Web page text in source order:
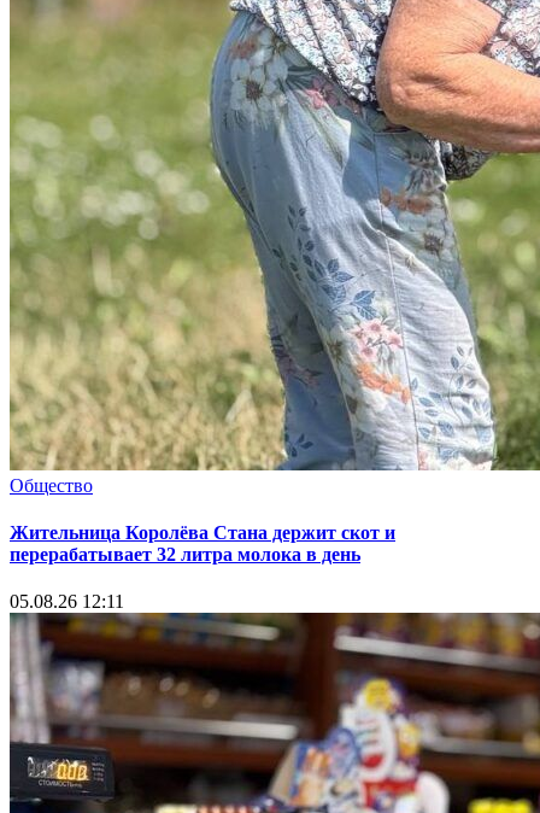
Общество
Жительница Королёва Стана держит скот и
перерабатывает 32 литра молока в день
05.08.26 12:11